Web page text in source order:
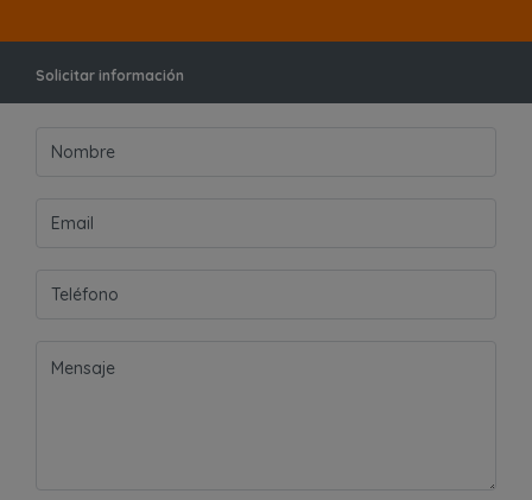
Solicitar información